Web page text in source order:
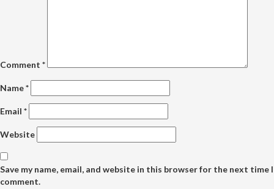
Comment *
Name*
Email *
Website
Save my name, email, and website in this browser for the next time I
comment.